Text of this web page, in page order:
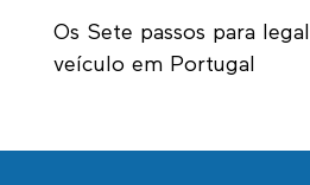
Os Sete passos para
veículo em Portugal